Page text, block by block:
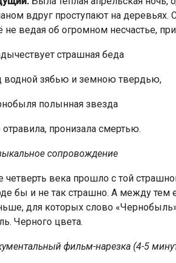
вдруг проступают на деревьях.
не ведая об огромном не­счастье,
страшная беда
водной зябью и земною твердью,
полынная звезда
отравила, пронизала смертью.
сопровождение
четверть века прошло с той
бы и не так страшно. А между тем
для которых сло­во
Черного цвета.
фильм-нарезка (4-5